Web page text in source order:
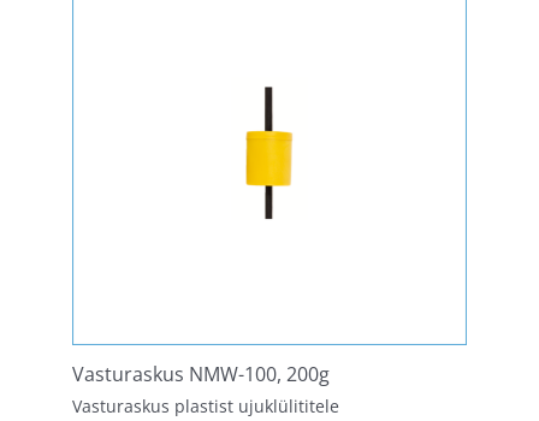
Vasturaskus NMW-100, 200g
Vasturaskus plastist ujuklülititele